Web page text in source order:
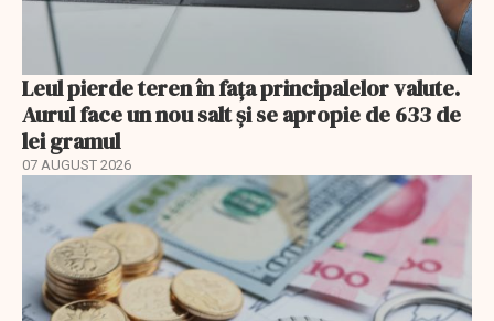
Leul pierde teren în fața principalelor valute.
Aurul face un nou salt și se apropie de 633 de
lei gramul
07 AUGUST 2026